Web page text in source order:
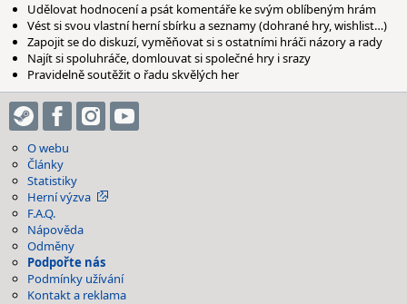
Udělovat hodnocení a psát komentáře ke svým oblíbeným hrám
Vést si svou vlastní herní sbírku a seznamy (dohrané hry, wishlist…)
Zapojit se do diskuzí, vyměňovat si s ostatními hráči názory a rady
Najít si spoluhráče, domlouvat si společné hry i srazy
Pravidelně soutěžit o řadu skvělých her
O webu
Články
Statistiky
Herní výzva
F.A.Q.
Nápověda
Odměny
Podpořte nás
Podmínky užívání
Kontakt a reklama